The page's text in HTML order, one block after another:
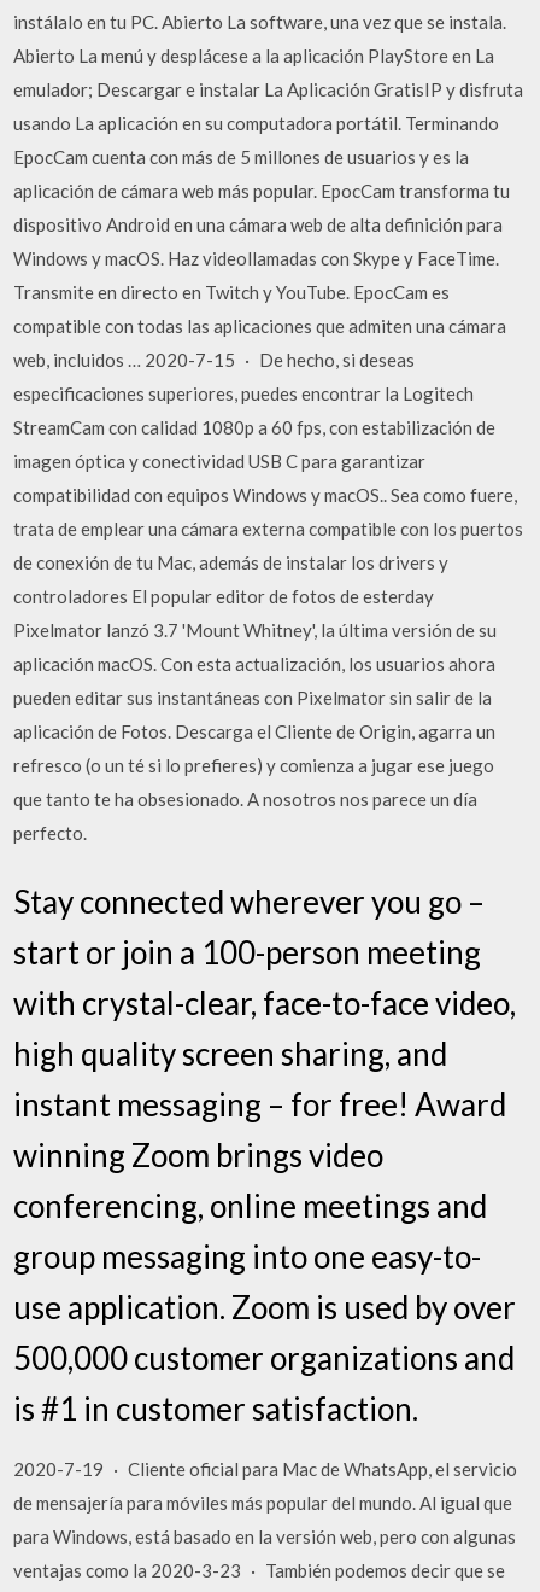
instálalo en tu PC. Abierto La software, una vez que se instala.
Abierto La menú y desplácese a la aplicación PlayStore en La
emulador; Descargar e instalar La Aplicación GratisIP y disfruta
usando La aplicación en su computadora portátil. Terminando
EpocCam cuenta con más de 5 millones de usuarios y es la
aplicación de cámara web más popular. EpocCam transforma tu
dispositivo Android en una cámara web de alta definición para
Windows y macOS. Haz videollamadas con Skype y FaceTime.
Transmite en directo en Twitch y YouTube. EpocCam es
compatible con todas las aplicaciones que admiten una cámara
web, incluidos … 2020-7-15 · De hecho, si deseas
especificaciones superiores, puedes encontrar la Logitech
StreamCam con calidad 1080p a 60 fps, con estabilización de
imagen óptica y conectividad USB C para garantizar
compatibilidad con equipos Windows y macOS.. Sea como fuere,
trata de emplear una cámara externa compatible con los puertos
de conexión de tu Mac, además de instalar los drivers y
controladores El popular editor de fotos de esterday
Pixelmator lanzó 3.7 'Mount Whitney', la última versión de su
aplicación macOS. Con esta actualización, los usuarios ahora
pueden editar sus instantáneas con Pixelmator sin salir de la
aplicación de Fotos. Descarga el Cliente de Origin, agarra un
refresco (o un té si lo prefieres) y comienza a jugar ese juego
que tanto te ha obsesionado. A nosotros nos parece un día
perfecto.
Stay connected wherever you go –
start or join a 100-person meeting
with crystal-clear, face-to-face video,
high quality screen sharing, and
instant messaging – for free! Award
winning Zoom brings video
conferencing, online meetings and
group messaging into one easy-to-
use application. Zoom is used by over
500,000 customer organizations and
is #1 in customer satisfaction.
2020-7-19 · Cliente oficial para Mac de WhatsApp, el servicio
de mensajería para móviles más popular del mundo. Al igual que
para Windows, está basado en la versión web, pero con algunas
ventajas como la 2020-3-23 · También podemos decir que se